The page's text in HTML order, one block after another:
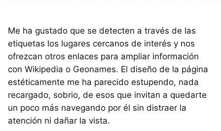
Me ha gustado que se detecten a través de las
etiquetas los lugares cercanos de interés y nos
ofrezcan otros enlaces para ampliar información
con Wikipedia o Geonames. El diseño de la página
estéticamente me ha parecido estupendo, nada
recargado, sobrio, de esos que invitan a quedarte
un poco más navegando por él sin distraer la
atención ni dañar la vista.